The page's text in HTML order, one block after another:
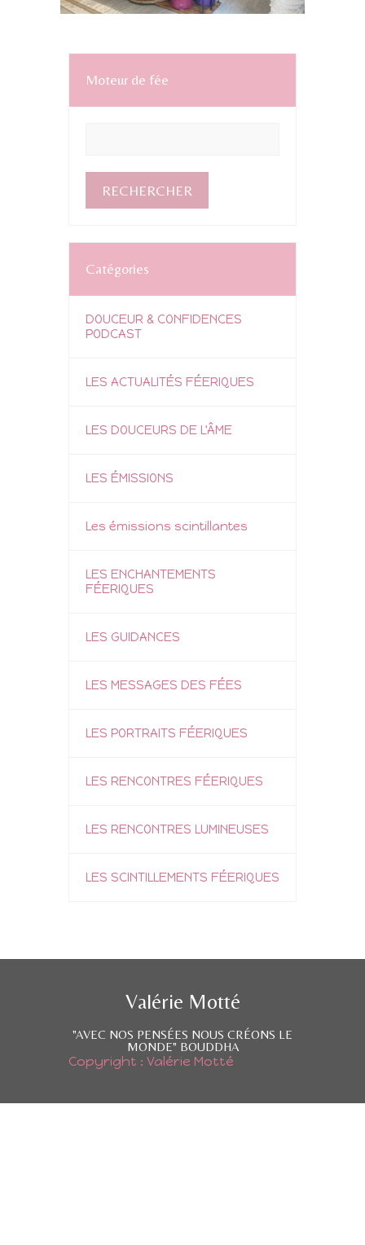
Moteur de fée
Catégories
DOUCEUR & CONFIDENCES
PODCAST
LES ACTUALITÉS FÉERIQUES
LES DOUCEURS DE L'ÂME
LES ÉMISSIONS
Les émissions scintillantes
LES ENCHANTEMENTS
FÉERIQUES
LES GUIDANCES
LES MESSAGES DES FÉES
LES PORTRAITS FÉERIQUES
LES RENCONTRES FÉERIQUES
LES RENCONTRES LUMINEUSES
LES SCINTILLEMENTS FÉERIQUES
Valérie Motté
"AVEC NOS PENSÉES NOUS CRÉONS LE
MONDE" BOUDDHA
Copyright : Valérie Motté